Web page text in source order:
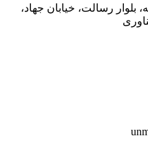
رسالت، خیابان جهاد،